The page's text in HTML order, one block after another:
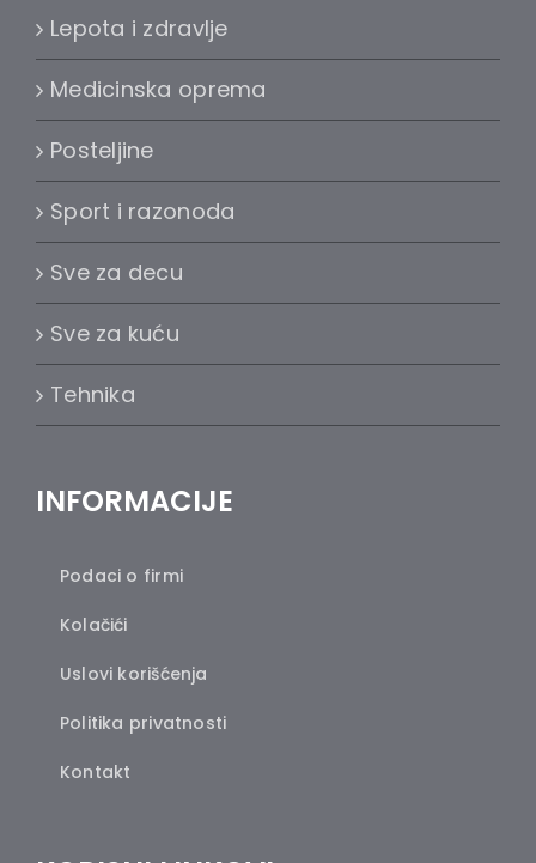
Lepota i zdravlje
Medicinska oprema
Posteljine
Sport i razonoda
Sve za decu
Sve za kuću
Tehnika
INFORMACIJE
Podaci o firmi
Kolačići
Uslovi korišćenja
Politika privatnosti
Kontakt